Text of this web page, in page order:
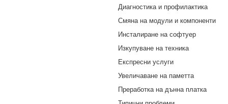
Диагностика и профилактика
Смяна на модули и компоненти
Инсталиране на софтуер
Изкупуване на техника
Експресни услуги
Увеличаване на паметта
Преработка на дънна платка